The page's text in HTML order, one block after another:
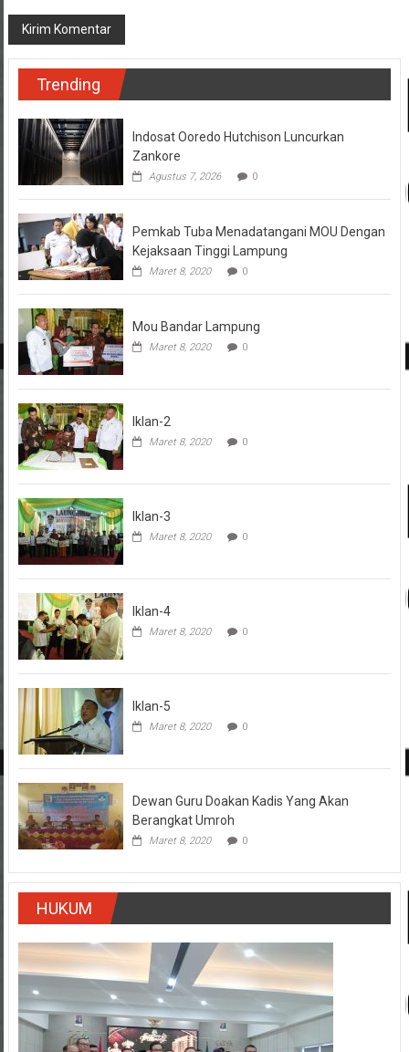
Trending
Indosat Ooredo Hutchison Luncurkan
Zankore
Agustus 7, 2026 0
Pemkab Tuba Menadatangani MOU Dengan
Kejaksaan Tinggi Lampung
Maret 8, 2020 0
Mou Bandar Lampung
Maret 8, 2020 0
Iklan-2
Maret 8, 2020 0
Iklan-3
Maret 8, 2020 0
Iklan-4
Maret 8, 2020 0
Iklan-5
Maret 8, 2020 0
Dewan Guru Doakan Kadis Yang Akan
Berangkat Umroh
Maret 8, 2020 0
HUKUM